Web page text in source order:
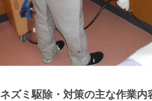
ネズミ駆除・対策の主な作業内